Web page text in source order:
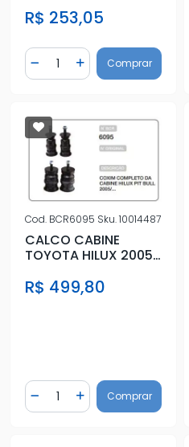
R$ 253,05
Diminuir Quantidade
Quantidade
Adicionar Quantidade
Comprar
Cod. BCR6095 Sku.10014487
CALCO CABINE
TOYOTA HILUX 2005
R$ 499,80
Diminuir Quantidade
Quantidade
Adicionar Quantidade
Comprar